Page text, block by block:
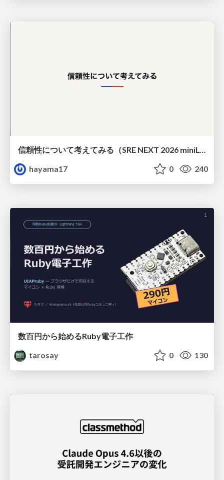
信頼性について考えてみる（SRE NEXT 2026 miniLT）
hayama17
0 240
数百円から始めるRuby電子工作
tarosay
0 130